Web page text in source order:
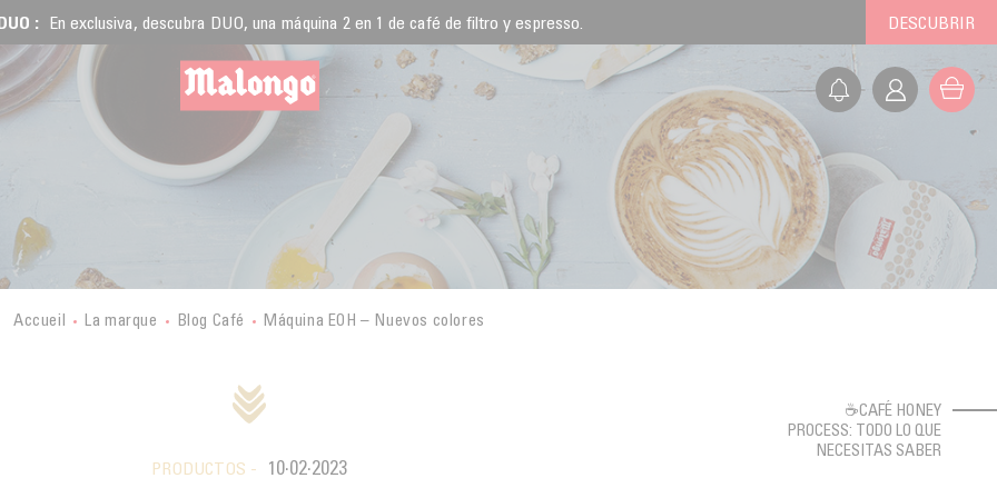
: En exclusiva, descubra DUO, una máquina 2 en 1 de café de filtro y espresso. DESCUBRIR
☕CAFÉ HONEY
PROCESS: TODO LO QUE
NECESITAS SABER
Accueil La marque Blog Café Máquina EOH – Nuevos colores
PRODUCTOS - 10·02·2023